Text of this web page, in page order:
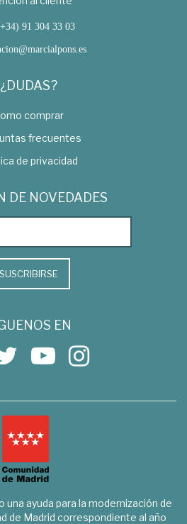
91 304 33 03
¿DUDAS?
comprar
frecuentes
de privacidad
DE NOVEDADES
SUSCRIBIRSE
EN
una ayuda para la modernización de
de Madrid correspondiente al año